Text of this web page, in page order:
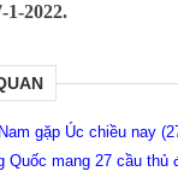
1-2022.
gặp Úc chiều nay
Quốc mang 27 cầu thủ